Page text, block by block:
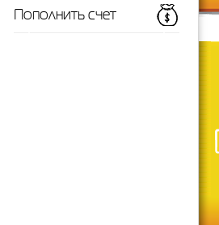
Пополнить счет